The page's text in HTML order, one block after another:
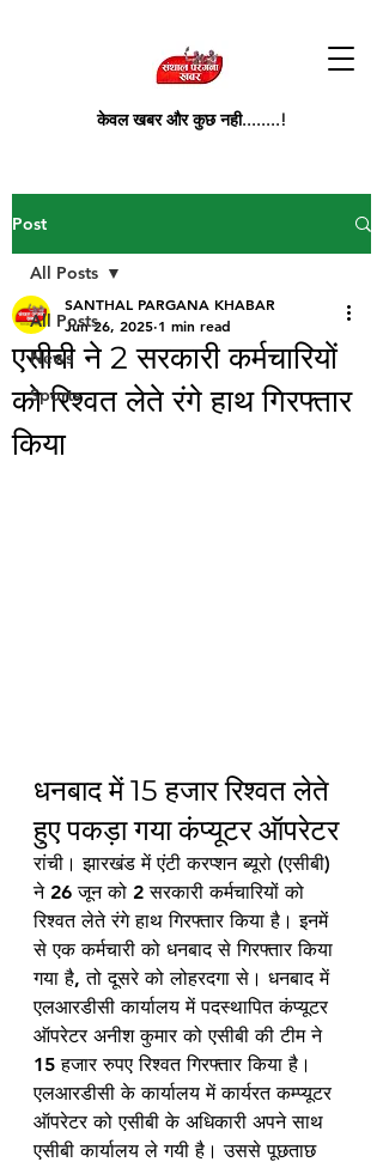
केवल खबर और कुछ नही........!
Post
All Posts
News
Sports
All Posts
एसीबी ने 2 सरकारी कर्मचारियों
को रिश्वत लेते रंगे हाथ गिरफ्तार
किया
SANTHAL PARGANA KHABAR
Jun 26, 2025 1 min read
धनबाद में 15 हजार रिश्वत लेते
हुए पकड़ा गया कंप्यूटर ऑपरेटर
रांची। झारखंड में एंटी करप्शन ब्यूरो (एसीबी)
ने 26 जून को 2 सरकारी कर्मचारियों को
रिश्वत लेते रंगे हाथ गिरफ्तार किया है। इनमें
से एक कर्मचारी को धनबाद से गिरफ्तार किया
गया है, तो दूसरे को लोहरदगा से। धनबाद में
एलआरडीसी कार्यालय में पदस्थापित कंप्यूटर
ऑपरेटर अनीश कुमार को एसीबी की टीम ने
15 हजार रुपए रिश्वत गिरफ्तार किया है।
एलआरडीसी के कार्यालय में कार्यरत कम्प्यूटर
ऑपरेटर को एसीबी के अधिकारी अपने साथ
एसीबी कार्यालय ले गयी है। उससे पूछताछ